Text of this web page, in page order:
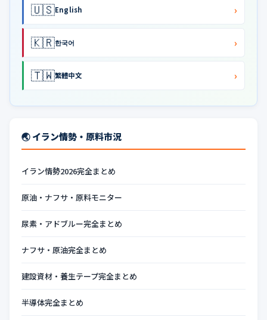
🇺🇸English ›
🇰🇷한국어 ›
🇹🇼繁體中文 ›
🌏 イラン情勢・原料市況
イラン情勢2026完全まとめ
原油・ナフサ・原料モニター
尿素・アドブルー完全まとめ
ナフサ・原油完全まとめ
建設資材・養生テープ完全まとめ
半導体完全まとめ